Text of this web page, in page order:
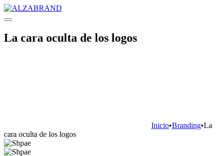
La cara oculta de los logos
Inicio•Branding•La
cara oculta de los logos